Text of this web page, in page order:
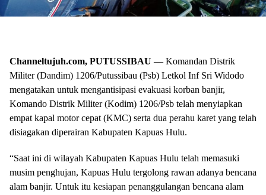
Channeltujuh.com, PUTUSSIBAU — Komandan Distrik
Militer (Dandim) 1206/Putussibau (Psb) Letkol Inf Sri Widodo
mengatakan untuk mengantisipasi evakuasi korban banjir,
Komando Distrik Militer (Kodim) 1206/Psb telah menyiapkan
empat kapal motor cepat (KMC) serta dua perahu karet yang telah
disiagakan diperairan Kabupaten Kapuas Hulu.
“Saat ini di wilayah Kabupaten Kapuas Hulu telah memasuki
musim penghujan, Kapuas Hulu tergolong rawan adanya bencana
alam banjir. Untuk itu kesiapan penanggulangan bencana alam